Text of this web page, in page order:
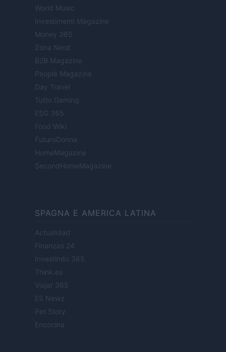
World Music
Investimenti Magazine
Money 365
Zona Nerd
B2B Magazine
People Magazine
Day Travel
Tutto Gaming
ESG 365
Food Wiki
FuturoDonna
HomeMagazine
SecondHomeMagazine
SPAGNA E AMERICA LATINA
Actualidad
Finanzas 24
Investindo 365
Think.es
Viajar 365
ES Newz
Pet Story
Encocina